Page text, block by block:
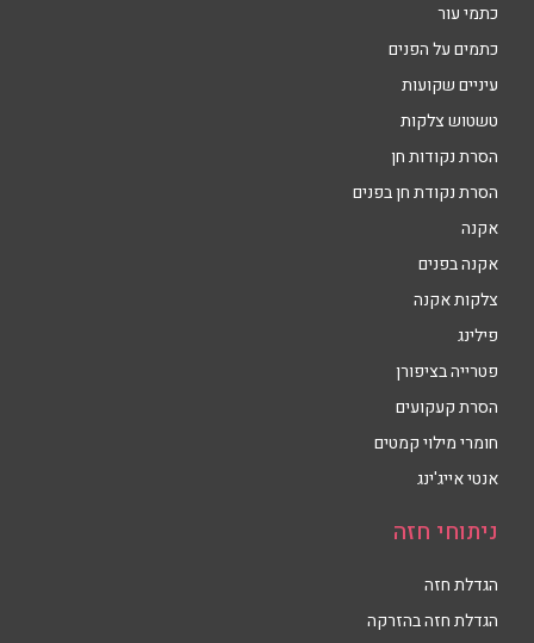
כתמי עור
כתמים על הפנים
עיניים שקועות
טשטוש צלקות
הסרת נקודות חן
הסרת נקודת חן בפנים
אקנה
אקנה בפנים
צלקות אקנה
פילינג
פטרייה בציפורן
הסרת קעקועים
חומרי מילוי קמטים
אנטי אייג'ינג
ניתוחי חזה
הגדלת חזה
הגדלת חזה בהזרקה